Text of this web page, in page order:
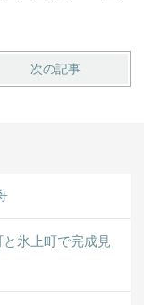
次の記事
氷上町で完成見